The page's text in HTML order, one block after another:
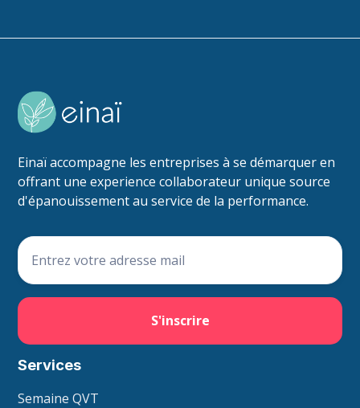
Einaï accompagne les entreprises à se démarquer en
offrant une experience collaborateur unique source
d'épanouissement au service de la performance.
Services
Semaine QVT